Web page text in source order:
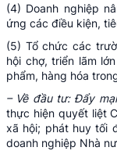
(4) Doanh nghiệp
ứng các điều kiện,
(5) Tổ chức các
hội chợ, triển lãm
phẩm, hàng hóa
– Về đầu tư: Đẩy
thực hiện quyết liệt
xã hội; phát huy tối
doanh nghiệp Nhà